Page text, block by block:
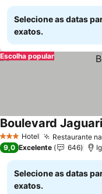
Selecione as datas
exatos.
Escolha popular
3 EstrelasHotel Restaurante
Boulevard Jaguari
9,0 Excelente 646
Selecione as datas
exatos.